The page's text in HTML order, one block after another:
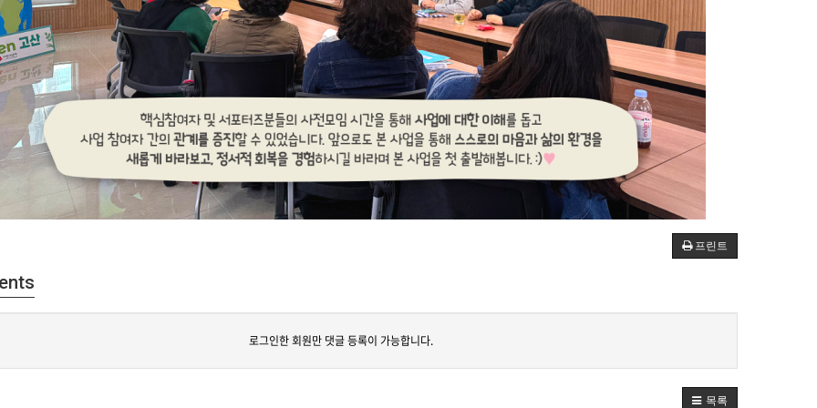
프린트
로그인한 회원만 댓글 등록이 가능합니다.
목록